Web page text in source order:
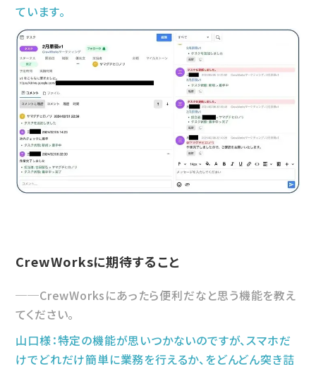
ています。
CrewWorksに期待すること
CrewWorksにあったら便利だなと思う機能を教え
てください。
山口様：特定の機能が思いつかないのですが、スマホだ
けでどれだけ簡単に業務を行えるか、をどんどん突き詰